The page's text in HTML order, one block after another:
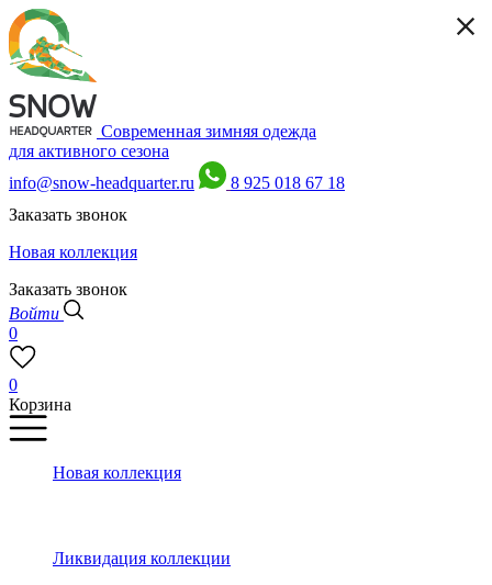
Современная зимняя одежда
для активного сезона
info@snow-headquarter.ru
8 925 018 67 18
Заказать звонок
Новая коллекция
Заказать звонок
Войти
0
0
Корзина
Новая коллекция
Ликвидация коллекции